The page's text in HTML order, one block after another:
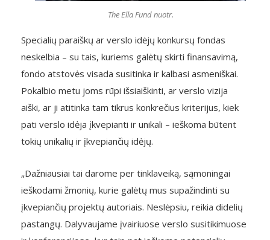
The Ella Fund nuotr.
Specialių paraiškų ar verslo idėjų konkursų fondas
neskelbia – su tais, kuriems galėtų skirti finansavimą,
fondo atstovės visada susitinka ir kalbasi asmeniškai.
Pokalbio metu joms rūpi išsiaiškinti, ar verslo vizija
aiški, ar ji atitinka tam tikrus konkrečius kriterijus, kiek
pati verslo idėja įkvepianti ir unikali – ieškoma būtent
tokių unikalių ir įkvepiančių idėjų.
„Dažniausiai tai darome per tinklaveiką, sąmoningai
ieškodami žmonių, kurie galėtų mus supažindinti su
įkvepiančių projektų autoriais. Neslėpsiu, reikia didelių
pastangų. Dalyvaujame įvairiuose verslo susitikimuose